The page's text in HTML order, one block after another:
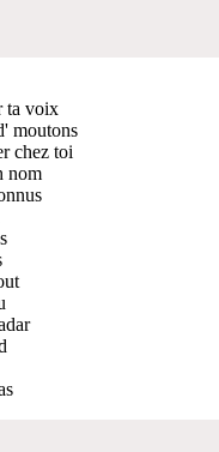
ta voix
moutons
chez toi
nom